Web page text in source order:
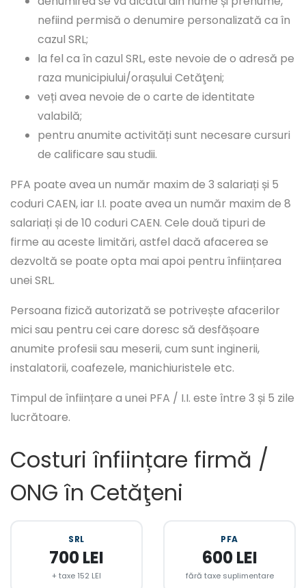
nefiind permisă o denumire personalizată ca în
cazul SRL;
la fel ca în cazul SRL, este nevoie de o adresă pe
raza municipiului/orașului Cetăţeni;
veți avea nevoie de o carte de identitate
valabilă;
pentru anumite activități sunt necesare cursuri
de calificare sau studii.
PFA poate avea un număr maxim de 3 salariați și 5
coduri CAEN, iar I.I. poate avea un număr maxim de 8
salariați și de 10 coduri CAEN. Cele două tipuri de
firme au aceste limitări, astfel dacă afacerea se
dezvoltă se poate opta mai apoi pentru înființarea
unei SRL.
Persoana fizică autorizată se potrivește afacerilor
mici sau pentru cei care doresc să desfășoare
anumite profesii sau meserii, cum sunt inginerii,
instalatorii, coafezele, manichiuristele etc.
Timpul de înființare a unei PFA / I.I. este între 3 și 5 zile
lucrătoare.
Costuri înființare firmă /
ONG în Cetăţeni
SRL
700 LEI
+ taxe 152 LEI
PFA
600 LEI
fără taxe suplimentare